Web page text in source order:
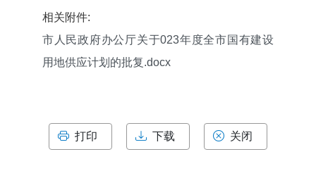
相关附件:
市人民政府办公厅关于023年度全市国有建设
用地供应计划的批复.docx
打印 下载 关闭